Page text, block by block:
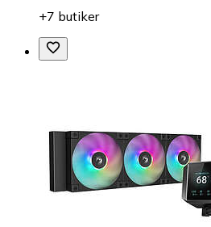
+7 butiker